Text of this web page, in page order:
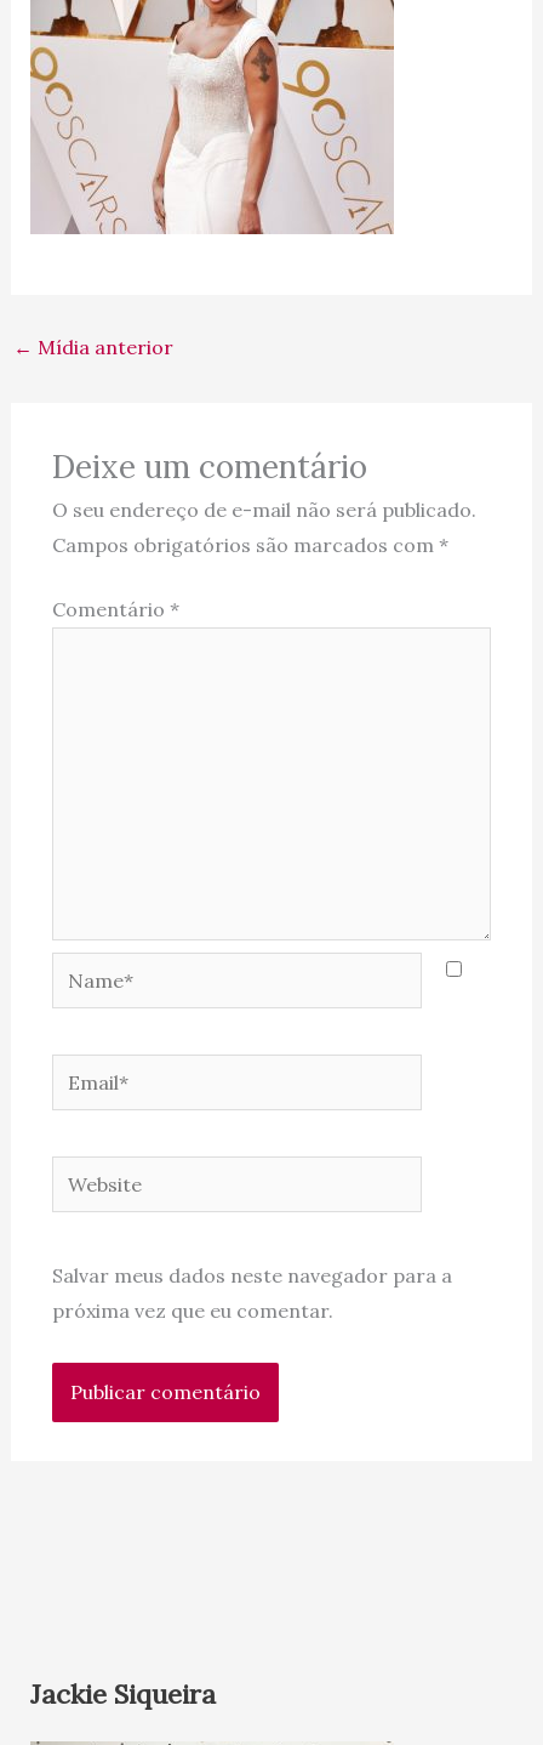
← Mídia anterior
Deixe um comentário
O seu endereço de e-mail não será publicado.
Campos obrigatórios são marcados com *
Comentário *
Name*
Email*
Website
Salvar meus dados neste navegador para a
próxima vez que eu comentar.
Jackie Siqueira